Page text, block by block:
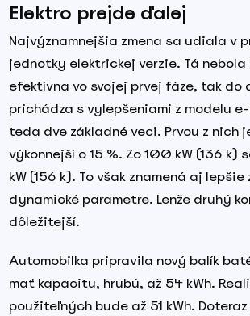
Elektro prejde ďalej
Najvýznamnejšia zmena sa udiala v
jednotky elektrickej verzie. Tá nebola
efektívna vo svojej prvej fáze, tak do
prichádza s vylepšeniami z modelu
teda dve základné veci. Prvou z nich
výkonnejší o 15 %. Zo 100 kW (136 k)
kW (156 k). To však znamená aj
dynamické parametre. Lenže druhý
dôležitejší.
Automobilka pripravila nový balík
mať kapacitu, hrubú, až 54 kWh.
použiteľných bude až 51 kWh.